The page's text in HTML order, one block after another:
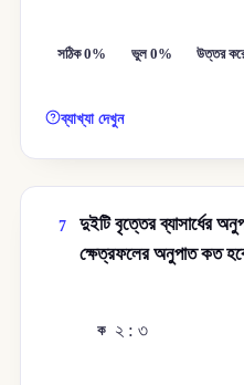
সঠিক 0% ভুল 0% উত্তর
ব্যাখ্যা দেখুন
7
দুইটি বৃত্তের ব্যাসার্ধের
ক্ষেত্রফলের অনুপাত কত
ক ২ : ৩